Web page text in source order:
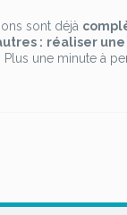
sont déjà
: réaliser une
Plus une minute à